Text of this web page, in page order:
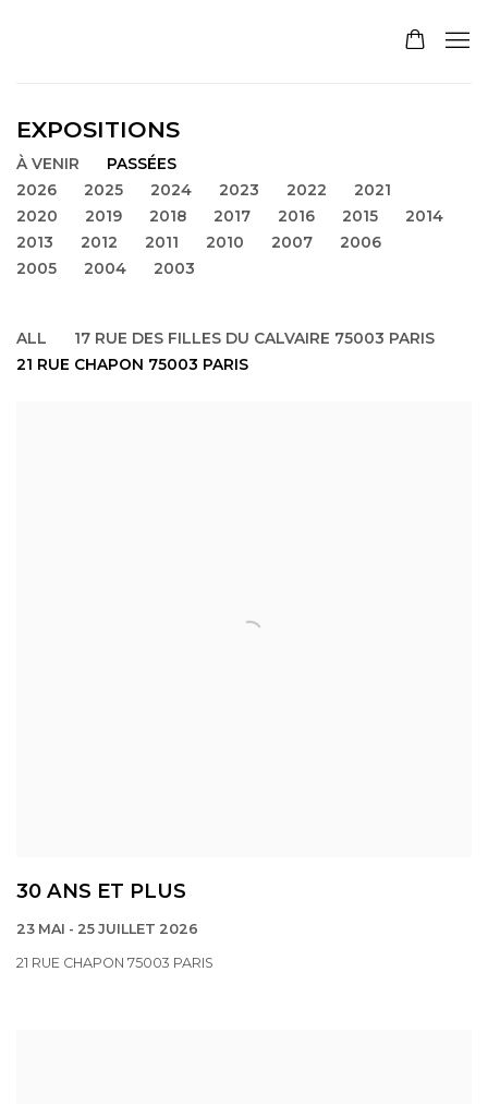
EXPOSITIONS
À VENIR
PASSÉES
2026
2025 2024 2023 2022
2021
2020
2019 2018 2017 2016 2015
2014
2013
2012 2011 2010 2007
2006
2005
2004 2003
ALL
17 RUE DES FILLES DU CALVAIRE 75003 PARIS
21 RUE CHAPON 75003 PARIS
30 ANS ET PLUS
23 MAI - 25 JUILLET 2026
21 RUE CHAPON 75003 PARIS